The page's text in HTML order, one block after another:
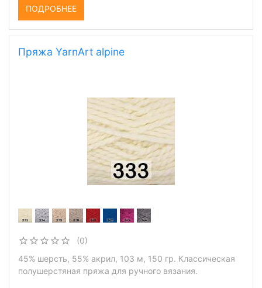
ПОДРОБНЕЕ
Пряжа YarnArt alpine
(0)
45% шерсть, 55% акрил, 103 м, 150 гр. Классическая
полушерстяная пряжа для ручного вязания.